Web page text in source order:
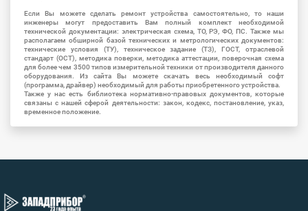
Если Вы можете сделать ремонт устройства самостоятельно, то наши
инженеры могут предоставить Вам полный комплект необходимой
технической документации: электрическая схема, ТО, РЭ, ФО, ПС. Также мы
располагаем обширной базой технических и метрологических документов:
технические условия (ТУ), техническое задание (ТЗ), ГОСТ, отраслевой
стандарт (ОСТ), методика поверки, методика аттестации, поверочная схема
для более чем 3500 типов измерительной техники от производителя данного
оборудования. Из сайта Вы можете скачать весь необходимый софт
(программа, драйвер) необходимый для работы приобретенного устройства.
Также у нас есть библиотека нормативно-правовых документов, которые
связаны с нашей сферой деятельности: закон, кодекс, постановление, указ,
временное положение.